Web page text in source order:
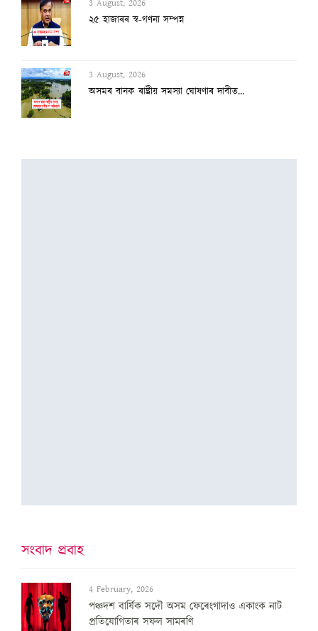
3 August, 2026
২৫ হাজাৰৰ স্ব-গণনা সম্পন্ন
3 August, 2026
অসমৰ বানক ৰাষ্ট্ৰীয় সমস্যা ঘোষণাৰ দাবীত...
বানাক্ৰান্তক ১০ লাখ টকাকৈ নিদিলে মুখ্যমন...
সংবাদ প্ৰবাহ
4 February, 2026
পঞ্চদশ বার্ষিক সদৌ অসম ফেৰেংগাদাও একাংক নাট
প্রতিযোগিতাৰ সফল সামৰণি